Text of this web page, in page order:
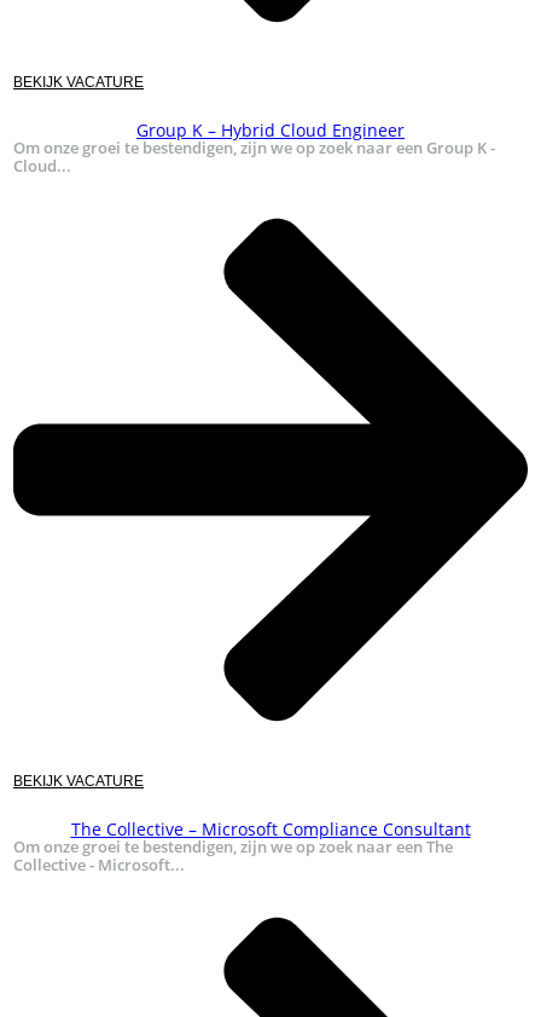
BEKIJK VACATURE
Group K – Hybrid Cloud Engineer
Om onze groei te bestendigen, zijn we op zoek naar een Group K -
Cloud...
BEKIJK VACATURE
The Collective – Microsoft Compliance Consultant
Om onze groei te bestendigen, zijn we op zoek naar een The
Collective - Microsoft...